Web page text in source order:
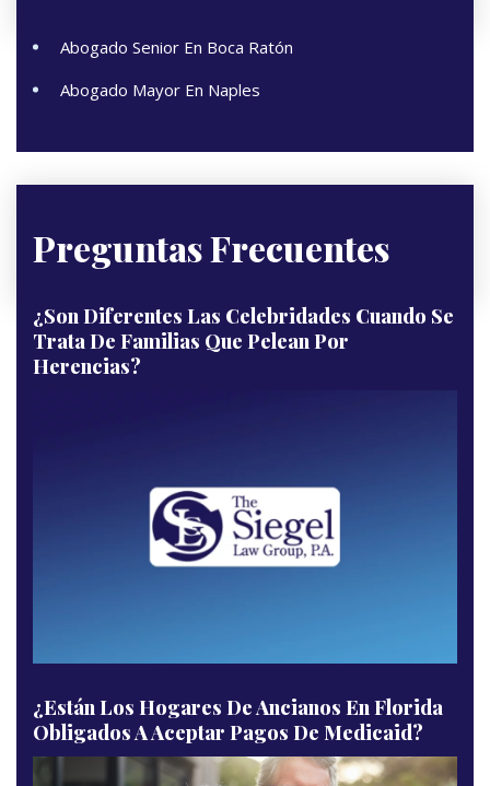
Abogado Senior En Boca Ratón
Abogado Mayor En Naples
Preguntas Frecuentes
¿Son Diferentes Las Celebridades Cuando Se
Trata De Familias Que Pelean Por
Herencias?
¿Están Los Hogares De Ancianos En Florida
Obligados A Aceptar Pagos De Medicaid?